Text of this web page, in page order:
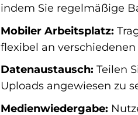
indem Sie regelmäßige
Mobiler Arbeitsplatz:
flexibel an
Datenaustausch: Teilen
Uploads angewiesen zu
Medienwiedergabe: